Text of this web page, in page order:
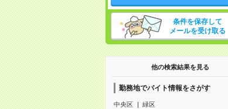
条件を保存して
メールを受け取る
他の検索結果を見る
勤務地でバイト情報をさがす
中央区 緑区